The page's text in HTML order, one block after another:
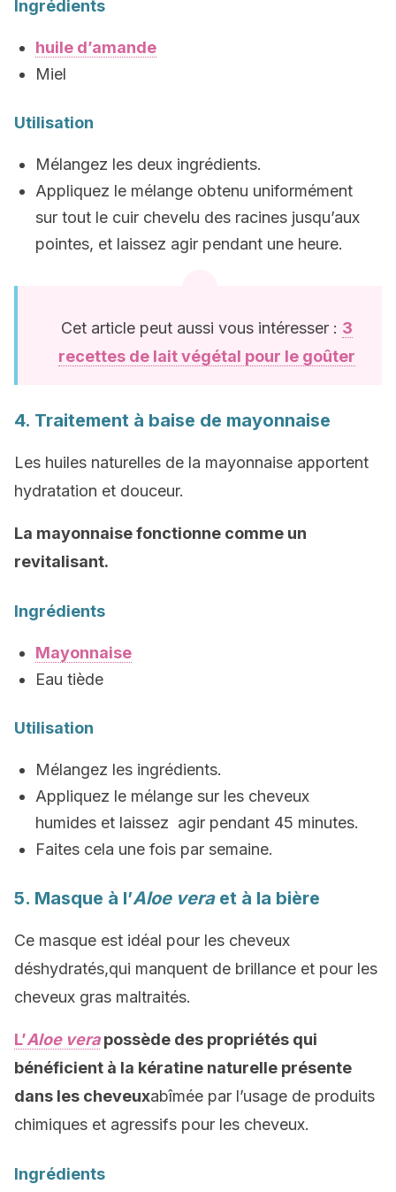
Ingrédients
huile d’amande
Miel
Utilisation
Mélangez les deux ingrédients.
Appliquez le mélange obtenu uniformément
sur tout le cuir chevelu des racines jusqu’aux
pointes, et laissez agir pendant une heure.
Cet article peut aussi vous intéresser : 3
recettes de lait végétal pour le goûter
4. Traitement à baise de mayonnaise
Les huiles naturelles de la mayonnaise apportent
hydratation et douceur.
La mayonnaise fonctionne comme un
revitalisant.
Ingrédients
Mayonnaise
Eau tiède
Utilisation
Mélangez les ingrédients.
Appliquez le mélange sur les cheveux
humides et laissez agir pendant 45 minutes.
Faites cela une fois par semaine.
5. Masque à l’Aloe veraet à la bière
Ce masque est idéal pour les cheveux
déshydratés,qui manquent de brillance et pour les
cheveux gras maltraités.
L’Aloe verapossède des propriétés qui
bénéficient à la kératine naturelle présente
dans les cheveuxabîmée par l’usage de produits
chimiques et agressifs pour les cheveux.
Ingrédients